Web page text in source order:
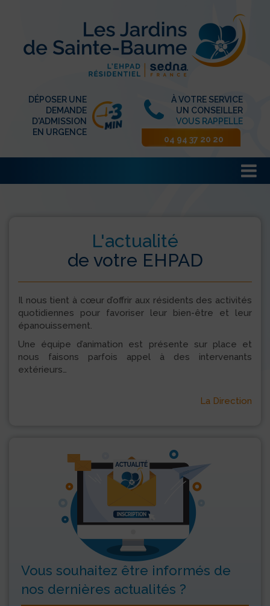
DÉPOSER UNE
DEMANDE
D'ADMISSION
EN URGENCE
À VOTRE SERVICE
UN CONSEILLER
VOUS RAPPELLE
04 94 37 20 20
L'actualité
de votre EHPAD
Il nous tient à cœur d’offrir aux résidents des activités
quotidiennes pour favoriser leur bien-être et leur
épanouissement.
Une équipe d’animation est présente sur place et
nous faisons parfois appel à des intervenants
extérieurs…
La Direction
Vous souhaitez être informés de
nos dernières actualités ?